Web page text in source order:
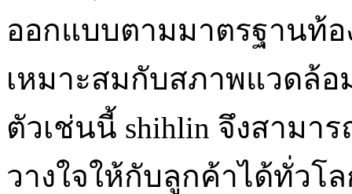
ออกแบบตามมาตรฐานท้
เหมาะสมกับสภาพแวดล้อ
ตัวเช่นนี้ shihlin จึงสามา
วางใจให้กับลูกค้าได้ทั่ว